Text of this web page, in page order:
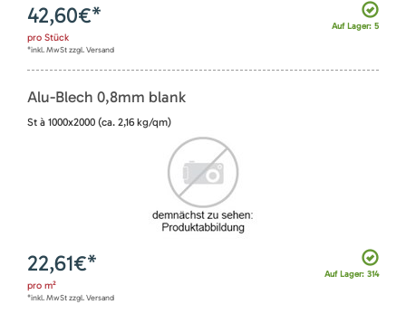
Auf Lager: 5
42,60€*
pro Stück
*inkl. MwSt zzgl. Versand
Alu-Blech 0,8mm blank
St à 1000x2000 (ca. 2,16 kg/qm)
Auf Lager: 314
22,61€*
pro m²
*inkl. MwSt zzgl. Versand